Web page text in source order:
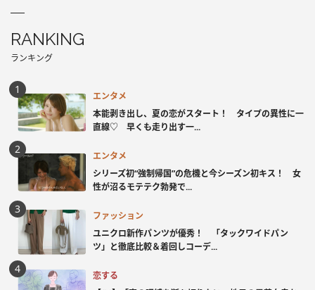
RANKING
ランキング
エンタメ
本能剥き出し、夏の恋がスタート！ タイプの異性に一
直線♡ 早くも走り出す一...
エンタメ
シリーズ初“強制帰国”の危機と今シーズン初キス！ 女
性が沼るモテテク勃発で...
ファッション
ユニクロ新作パンツが優秀！ 「タックワイドパン
ツ」と徹底比較＆着回しコーデ...
恋する